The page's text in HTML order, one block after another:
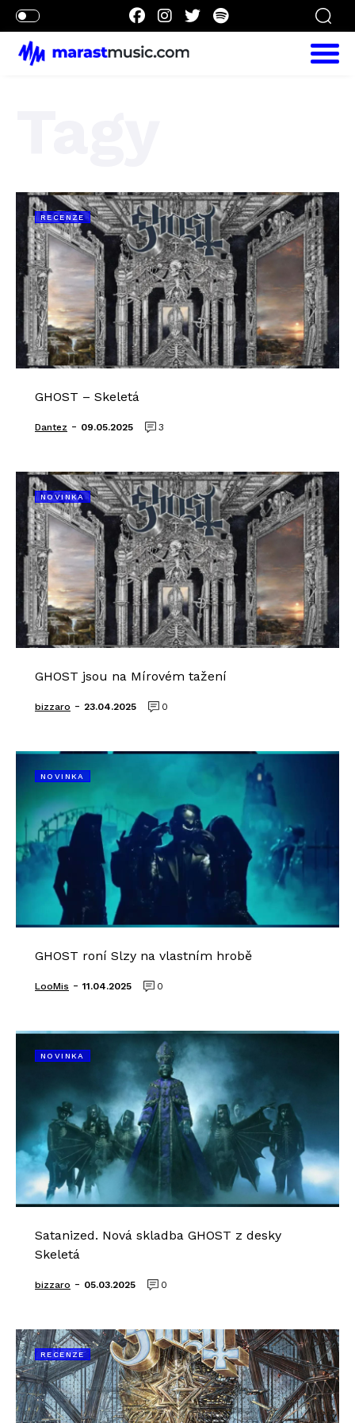
RECENZE
GHOST – Skeletá
Dantez - 09.05.2025 3
NOVINKA
GHOST jsou na Mírovém tažení
bizzaro - 23.04.2025 0
NOVINKA
GHOST roní Slzy na vlastním hrobě
LooMis - 11.04.2025 0
NOVINKA
Satanized. Nová skladba GHOST z desky
Skeletá
bizzaro - 05.03.2025 0
RECENZE